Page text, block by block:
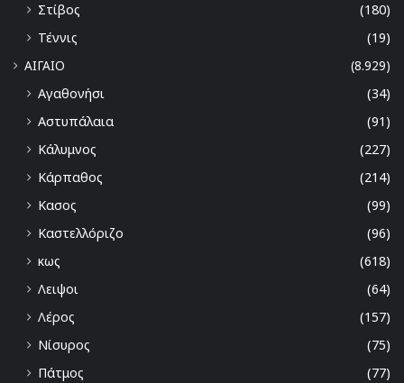
Στίβος
(180)
Τέννις
(19)
ΑΙΓΑΙΟ
(8.929)
Αγαθονήσι
(34)
Αστυπάλαια
(91)
Κάλυμνος
(227)
Κάρπαθος
(214)
Κασος
(99)
Καστελλόριζο
(96)
κως
(618)
Λειψοι
(64)
Λέρος
(157)
Νίσυρος
(75)
Πάτμος
(77)